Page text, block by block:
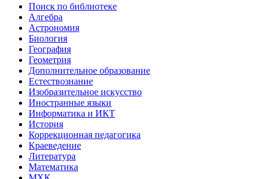
Поиск по библиотеке
Алгебра
Астрономия
Биология
География
Геометрия
Дополнительное образование
Естествознание
Изобразительное искусство
Иностранные языки
Информатика и ИКТ
История
Коррекционная педагогика
Краеведение
Литература
Математика